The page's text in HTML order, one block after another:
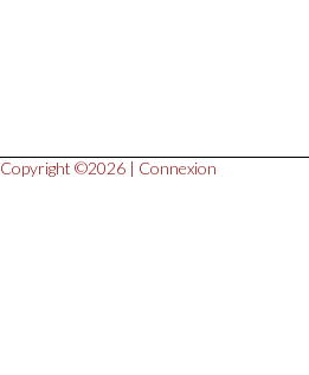
Copyright ©2026 | Connexion